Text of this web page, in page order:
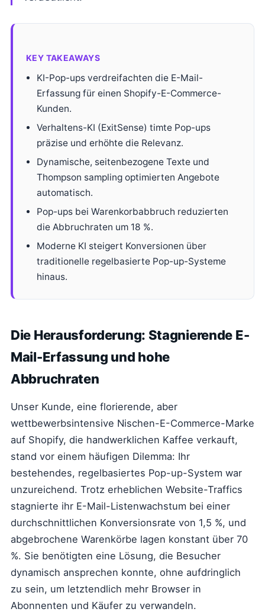
KEY TAKEAWAYS
KI-Pop-ups verdreifachten die E-Mail-
Erfassung für einen Shopify-E-Commerce-
Kunden.
Verhaltens-KI (ExitSense) timte Pop-ups
präzise und erhöhte die Relevanz.
Dynamische, seitenbezogene Texte und
Thompson sampling optimierten Angebote
automatisch.
Pop-ups bei Warenkorbabbruch reduzierten
die Abbruchraten um 18 %.
Moderne KI steigert Konversionen über
traditionelle regelbasierte Pop-up-Systeme
hinaus.
Die Herausforderung: Stagnierende E-
Mail-Erfassung und hohe
Abbruchraten
Unser Kunde, eine florierende, aber
wettbewerbsintensive Nischen-E-Commerce-Marke
auf Shopify, die handwerklichen Kaffee verkauft,
stand vor einem häufigen Dilemma: Ihr
bestehendes, regelbasiertes Pop-up-System war
unzureichend. Trotz erheblichen Website-Traffics
stagnierte ihr E-Mail-Listenwachstum bei einer
durchschnittlichen Konversionsrate von 1,5 %, und
abgebrochene Warenkörbe lagen konstant über 70
%. Sie benötigten eine Lösung, die Besucher
dynamisch ansprechen konnte, ohne aufdringlich
zu sein, um letztendlich mehr Browser in
Abonnenten und Käufer zu verwandeln.